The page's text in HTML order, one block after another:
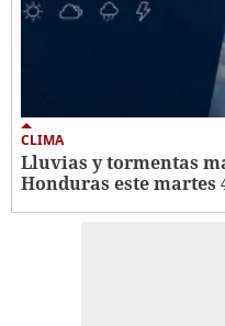
CLIMA
Lluvias y tormentas
Honduras este martes